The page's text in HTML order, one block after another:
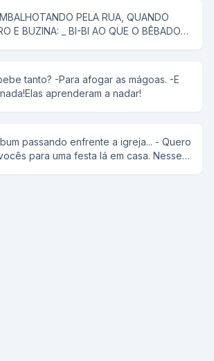
PELA RUA, QUANDO
E BUZINA: _ BI-BI AO QUE O BÊBADO
tanto? -Para afogar as mágoas. -E
aprenderam a nadar!
passando enfrente a igreja... - Quero
para uma festa lá em casa. Nesse